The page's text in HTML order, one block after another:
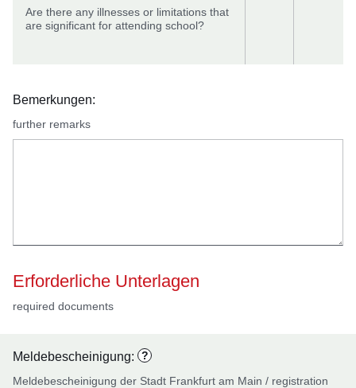
Are there any illnesses or limitations that
are significant for attending school?
Bemerkungen:
further remarks
Erforderliche Unterlagen
required documents
Meldebescheinigung:
?
Meldebescheinigung der Stadt Frankfurt am Main / registration